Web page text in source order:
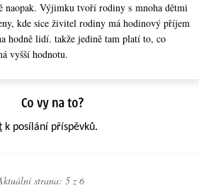
naopak. Výjimku tvoří rodiny s mnoha dětmi
kde sice živitel rodiny má hodinový příjem
hodně lidí. takže jedině tam platí to, co
vyšší hodnotu.
k posílání příspěvků.
strana: 5 z 6